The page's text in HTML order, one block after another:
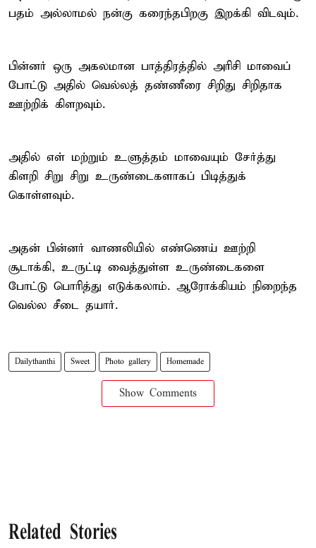
பதம் அல்லாமல் நன்கு கரைந்தபிறகு இறக்கி விடவும்.
பின்னர் ஒரு அகலமான பாத்திரத்தில் அரிசி மாவைப்
போட்டு அதில் வெல்லத் தண்ணீரை சிறிது சிறிதாக
ஊற்றிக் கிளறவும்.
அதில் எள் மற்றும் உளுத்தம் மாவையும் சேர்த்து
கிளறி சிறு சிறு உருண்டைகளாகப் பிடித்துக்
கொள்ளவும்.
அதன் பின்னர் வாணலியில் எண்ணெய் ஊற்றி
சூடாக்கி, உருட்டி வைத்துள்ள உருண்டைகளை
போட்டு பொரித்து எடுக்கலாம். ஆரோக்கியம் நிறைந்த
வெல்ல சீடை தயார்.
Dailythanthi Sweet Photo gallery Homemade
Show Comments
Related Stories